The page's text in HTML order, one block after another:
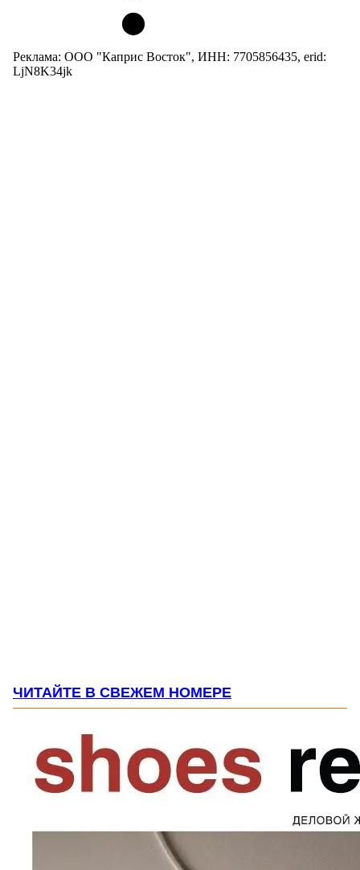
Реклама: ООО "Каприс Восток", ИНН: 7705856435, erid:
LjN8K34jk
ЧИТАЙТЕ В СВЕЖЕМ НОМЕРЕ